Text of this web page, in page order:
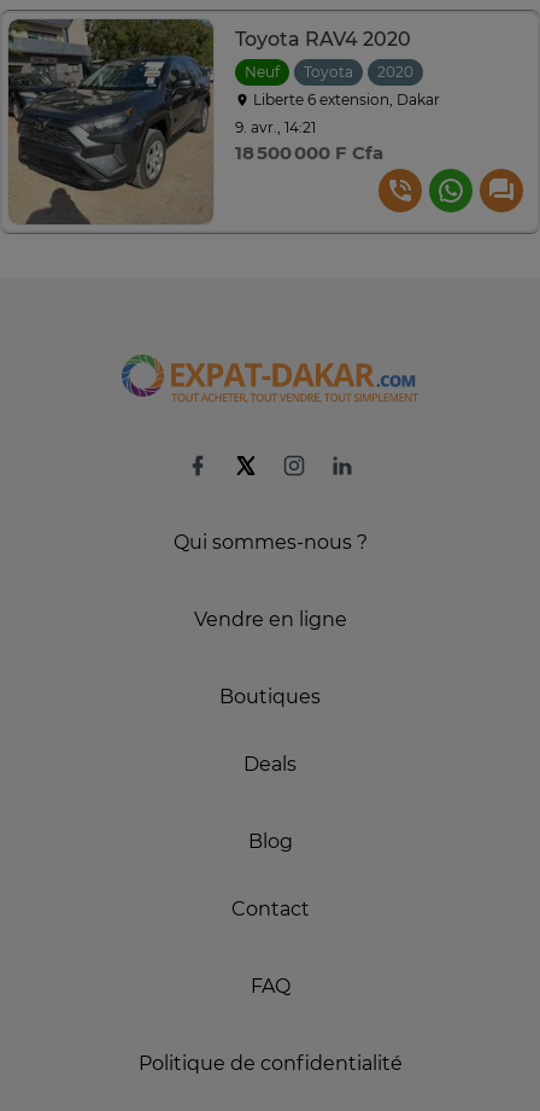
Toyota RAV4 2020
Neuf Toyota 2020
Liberte 6 extension, Dakar
9. avr., 14:21
18 500 000 F Cfa
Qui sommes-nous ?
Vendre en ligne
Boutiques
Deals
Blog
Contact
FAQ
Politique de confidentialité